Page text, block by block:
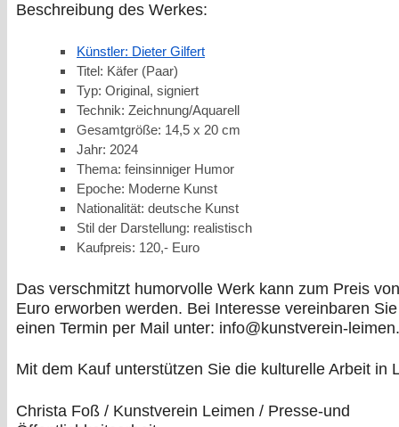
Beschreibung des Werkes:
Künstler: Dieter Gilfert
Titel: Käfer (Paar)
Typ: Original, signiert
Technik: Zeichnung/Aquarell
Gesamtgröße: 14,5 x 20 cm
Jahr: 2024
Thema: feinsinniger Humor
Epoche: Moderne Kunst
Nationalität: deutsche Kunst
Stil der Darstellung: realistisch
Kaufpreis: 120,- Euro
Das verschmitzt humorvolle Werk kann zum Preis
Euro erworben werden. Bei Interesse vereinbaren
einen Termin per Mail unter: info@kunstverein-
Mit dem Kauf unterstützen Sie die kulturelle Arbeit in
Christa Foß / Kunstverein Leimen / Presse-und